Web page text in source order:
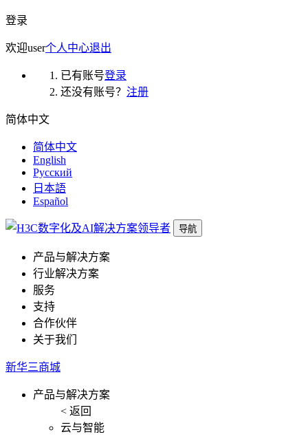
登录
欢迎user个人中心退出
已有账号登录
还没有账号？ 注册
简体中文
简体中文
English
Русский
日本語
Español
导航
产品与解决方案
行业解决方案
服务
支持
合作伙伴
关于我们
新华三商城
产品与解决方案
< 返回
云与智能